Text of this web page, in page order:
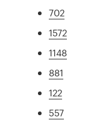
702
1572
1148
881
122
557